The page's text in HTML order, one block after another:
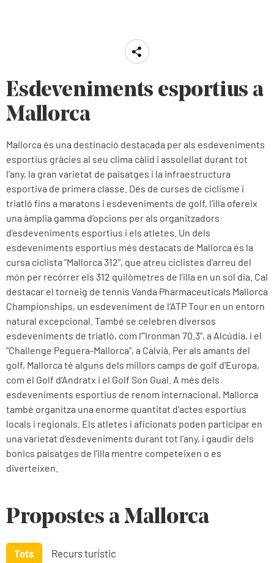
Esdeveniments esportius a
Mallorca
Mallorca és una destinació destacada per als esdeveniments
esportius gràcies al seu clima càlid i assolellat durant tot
l’any, la gran varietat de paisatges i la infraestructura
esportiva de primera classe. Des de curses de ciclisme i
triatló fins a maratons i esdeveniments de golf, l’illa ofereix
una àmplia gamma d’opcions per als organitzadors
d’esdeveniments esportius i els atletes. Un dels
esdeveniments esportius més destacats de Mallorca és la
cursa ciclista "Mallorca 312", que atreu ciclistes d'arreu del
món per recórrer els 312 quilòmetres de l’illa en un sol dia. Cal
destacar el torneig de tennis Vanda Pharmaceuticals Mallorca
Championships, un esdeveniment de l’ATP Tour en un entorn
natural excepcional. També se celebren diversos
esdeveniments de triatló, com l’"Ironman 70.3", a Alcúdia, i el
"Challenge Peguera-Mallorca", a Calvià. Per als amants del
golf, Mallorca té alguns dels millors camps de golf d’Europa,
com el Golf d’Andratx i el Golf Son Gual. A més dels
esdeveniments esportius de renom internacional, Mallorca
també organitza una enorme quantitat d’actes esportius
locals i regionals. Els atletes i aficionats poden participar en
una varietat d’esdeveniments durant tot l’any, i gaudir dels
bonics paisatges de l’illa mentre competeixen o es
diverteixen.
Propostes a Mallorca
Tots Recurs turístic